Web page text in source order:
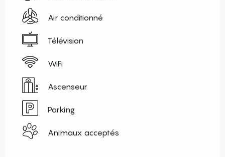
Air conditionné
Télévision
WiFi
Ascenseur
Parking
Animaux acceptés